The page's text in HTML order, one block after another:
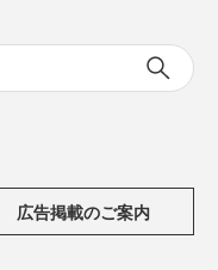
広告掲載のご案内